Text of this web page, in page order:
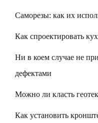
Саморезы: как их
Как спроектировать
Ни в коем случае не
дефектами
Можно ли класть
Как установить